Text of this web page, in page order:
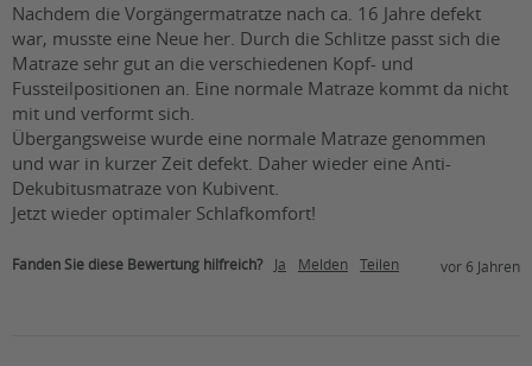
Nachdem die Vorgängermatratze nach ca. 16 Jahre defekt
war, musste eine Neue her. Durch die Schlitze passt sich die
Matraze sehr gut an die verschiedenen Kopf- und
Fussteilpositionen an. Eine normale Matraze kommt da nicht
mit und verformt sich.
Übergangsweise wurde eine normale Matraze genommen
und war in kurzer Zeit defekt. Daher wieder eine Anti-
Dekubitusmatraze von Kubivent.
Jetzt wieder optimaler Schlafkomfort!
Fanden Sie diese Bewertung hilfreich? Ja Melden Teilen vor 6 Jahren